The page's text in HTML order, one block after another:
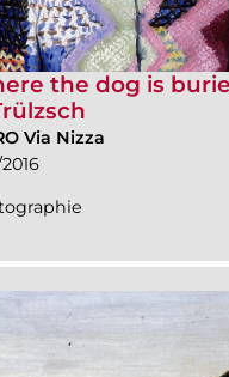
the dog is
Via Nizza
2016